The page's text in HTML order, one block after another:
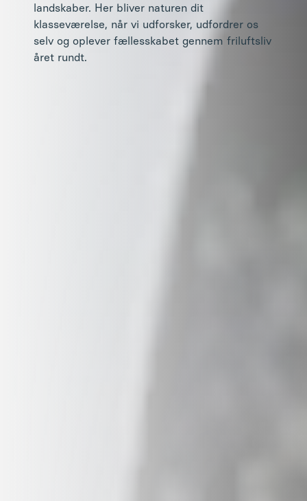
landskaber. Her bliver naturen dit
klasseværelse, når vi udforsker, udfordrer os
selv og oplever fællesskabet gennem friluftsliv
året rundt.